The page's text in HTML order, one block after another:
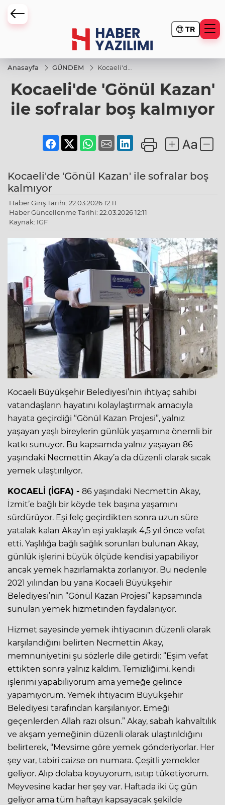
TR
Anasayfa GÜNDEM
Kocaeli'de
Kazan' ile
sofralar
kalmıyor
Kocaeli'de 'Gönül Kazan'
ile sofralar boş kalmıyor
Kocaeli'de 'Gönül Kazan' ile sofralar boş
kalmıyor
Haber Giriş Tarihi: 22.03.2026 12:11
Haber Güncellenme Tarihi: 22.03.2026 12:11
Kaynak: IGF
Kocaeli Büyükşehir Belediyesi’nin ihtiyaç sahibi
vatandaşların hayatını kolaylaştırmak amacıyla
hayata geçirdiği “Gönül Kazan Projesi”, yalnız
yaşayan yaşlı bireylerin günlük yaşamına önemli bir
katkı sunuyor. Bu kapsamda yalnız yaşayan 86
yaşındaki Necmettin Akay’a da düzenli olarak sıcak
yemek ulaştırılıyor.
KOCAELİ (İGFA) - 86 yaşındaki Necmettin Akay,
İzmit’e bağlı bir köyde tek başına yaşamını
sürdürüyor. Eşi felç geçirdikten sonra uzun süre
yatalak kalan Akay’ın eşi yaklaşık 4,5 yıl önce vefat
etti. Yaşlılığa bağlı sağlık sorunları bulunan Akay,
günlük işlerini büyük ölçüde kendisi yapabiliyor
ancak yemek hazırlamakta zorlanıyor. Bu nedenle
2021 yılından bu yana Kocaeli Büyükşehir
Belediyesi’nin “Gönül Kazan Projesi” kapsamında
sunulan yemek hizmetinden faydalanıyor.
Hizmet sayesinde yemek ihtiyacının düzenli olarak
karşılandığını belirten Necmettin Akay,
memnuniyetini şu sözlerle dile getirdi: “Eşim vefat
ettikten sonra yalnız kaldım. Temizliğimi, kendi
işlerimi yapabiliyorum ama yemeğe gelince
yapamıyorum. Yemek ihtiyacım Büyükşehir
Belediyesi tarafından karşılanıyor. Emeği
geçenlerden Allah razı olsun.” Akay, sabah kahvaltılık
ve akşam yemeğinin düzenli olarak ulaştırıldığını
belirterek, “Mevsime göre yemek gönderiyorlar. Her
şey var, tabiri caizse on numara. Çeşitli yemekler
geliyor. Alıp dolaba koyuyorum, ısıtıp tüketiyorum.
Meyvesine kadar her şey var. Haftada iki üç gün
geliyor ama tüm haftayı kapsayacak şekilde